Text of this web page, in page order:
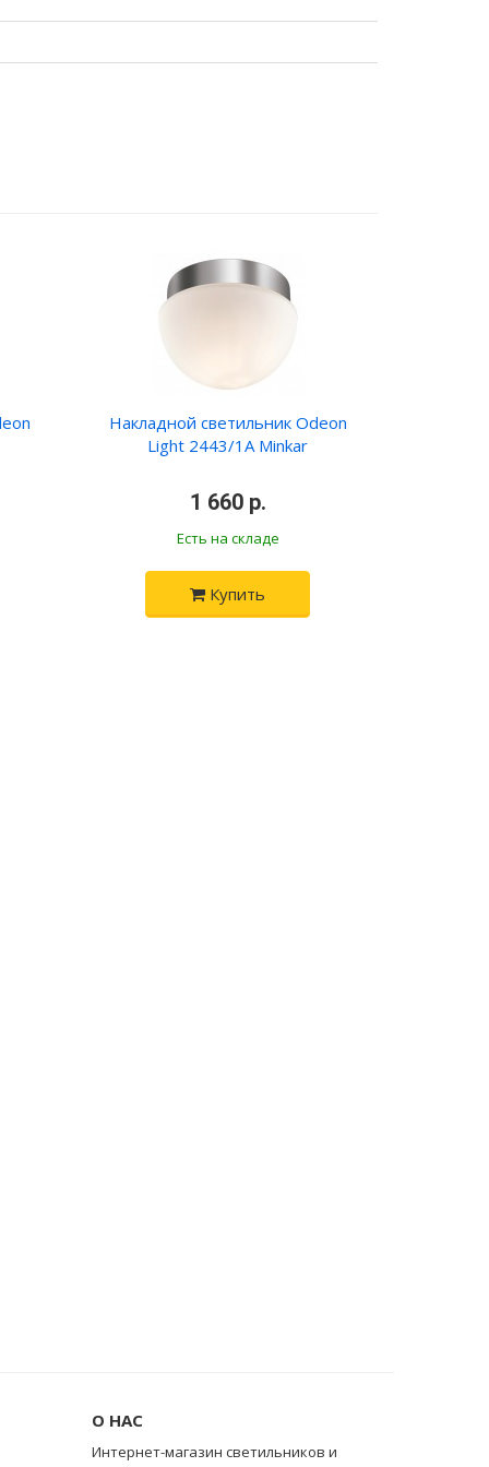
Накладной светильник Odeon
Light 2443/1A Minkar
1 660 р.
Есть на складе
Купить
О НАС
Интернет-магазин светильников и